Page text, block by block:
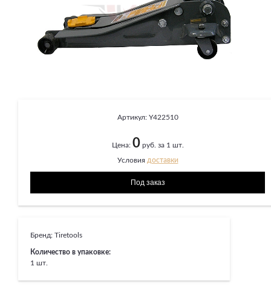
Артикул: Y422510
Цена: 0руб. за 1 шт.
Условия доставки
Бренд: Tiretools
Количество в упаковке:
1 шт.